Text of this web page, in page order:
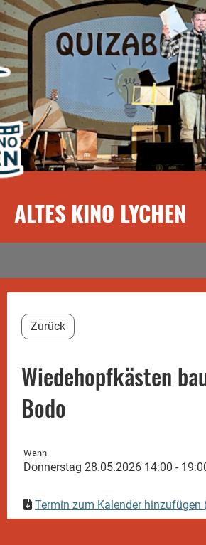
ALTES KINO LYCHEN
Zurück
Wiedehopfkästen
Bodo
Wann
Donnerstag 28.05.2026 14:00 -
Termin zum Kalender hinzufügen